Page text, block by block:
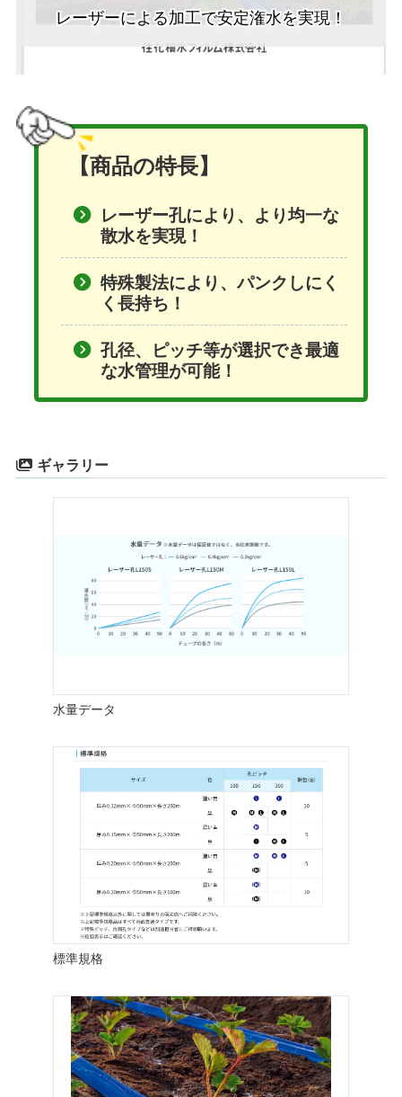
レーザーによる加工で安定潅水を実現！
【商品の特長】
レーザー孔により、より均一な
散水を実現！
特殊製法により、パンクしにく
く長持ち！
孔径、ピッチ等が選択でき最適
な水管理が可能！
ギャラリー
水量データ
標準規格